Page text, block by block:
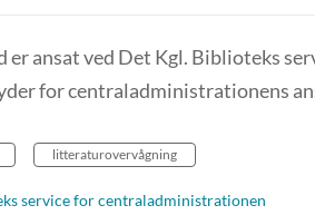
er ansat ved Det Kgl. Biblioteks
for centraladministrationens
litteraturovervågning
service for centraladministrationen